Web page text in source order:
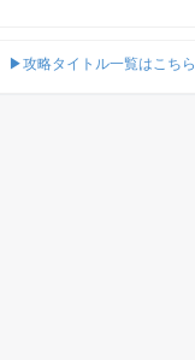
▶攻略タイトル一覧はこちら